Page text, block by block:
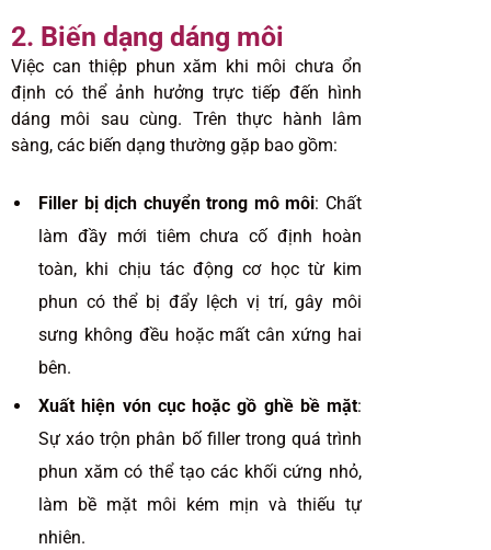
2. Biến dạng dáng môi
Việc can thiệp phun xăm khi môi chưa ổn
định có thể ảnh hưởng trực tiếp đến hình
dáng môi sau cùng. Trên thực hành lâm
sàng, các biến dạng thường gặp bao gồm:
Filler bị dịch chuyển trong mô môi: Chất
làm đầymới tiêm chưa cố định hoàn
toàn, khi chịu tác động cơ học từ kim
phun có thể bị đẩy lệch vị trí, gây môi
sưng không đều hoặc mất cân xứng hai
bên.
Xuất hiện vón cục hoặc gồ ghề bề mặt:
Sự xáo trộn phân bố filler trong quá trình
phun xăm có thể tạo các khối cứng nhỏ,
làm bề mặt môi kém mịn và thiếu tự
nhiên.